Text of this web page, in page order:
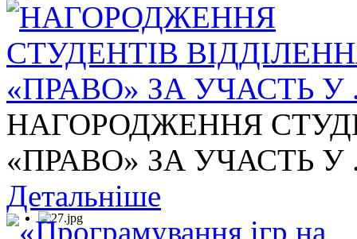
НАГОРОДЖЕННЯ
«ПРАВО» ЗА УЧАСТЬ У
Детальніше